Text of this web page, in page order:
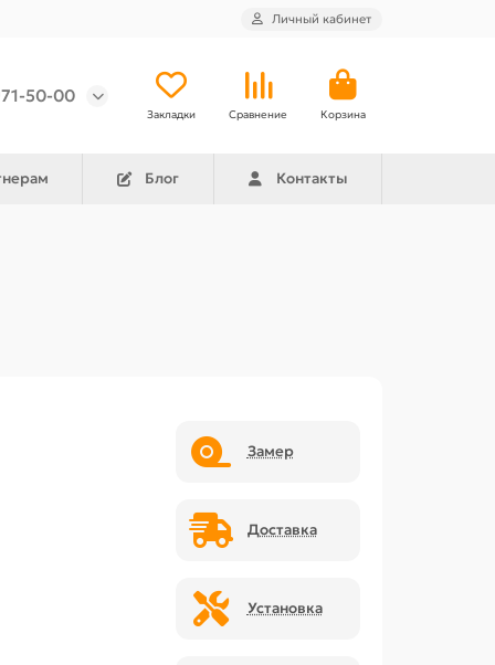
Личный кабинет
50-00
Закладки Сравнение Корзина
Блог Контакты
Замер
Доставка
Установка